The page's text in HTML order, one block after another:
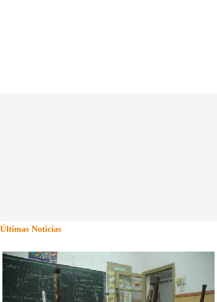
Últimas Noticias